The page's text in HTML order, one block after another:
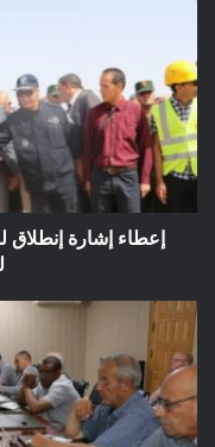
إنطلاق
لمشاريع
حيوية
تخص
البرنامج
الجديد
للكهرباء
والغازإعطاء إشارة إنطلاق
اجتماع
للجنة
الولائية
لتسيير
مدينة
بوسعادة